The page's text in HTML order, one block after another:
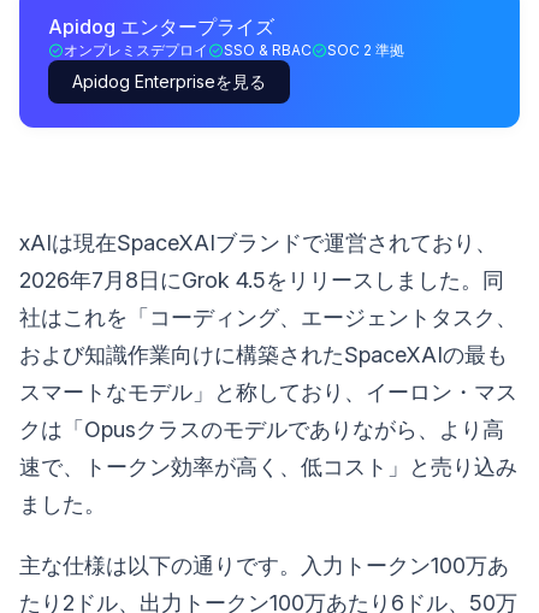
Apidog エンタープライズ
オンプレミスデプロイ SSO & RBAC SOC 2 準拠
Apidog Enterpriseを見る
xAIは現在SpaceXAIブランドで運営されており、
2026年7月8日にGrok 4.5をリリースしました。同
社はこれを「コーディング、エージェントタスク、
および知識作業向けに構築されたSpaceXAIの最も
スマートなモデル」と称しており、イーロン・マス
クは「Opusクラスのモデルでありながら、より高
速で、トークン効率が高く、低コスト」と売り込み
ました。
主な仕様は以下の通りです。入力トークン100万あ
たり2ドル、出力トークン100万あたり6ドル、50万